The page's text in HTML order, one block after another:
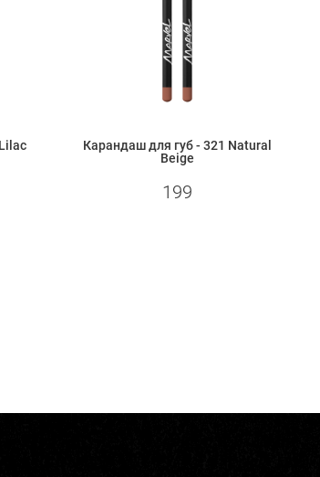
Карандаш для губ - 321 Natural
Beige
199